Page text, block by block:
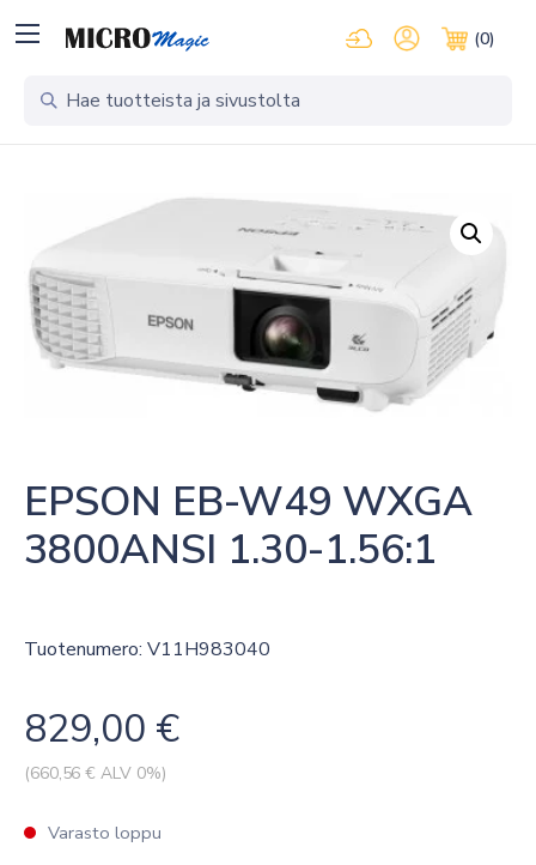
KirjauduOma tili
(0)
EPSON EB-W49 WXGA
3800ANSI 1.30-1.56:1
Tuotenumero: V11H983040
829,00 €
(660,56 € ALV 0%)
Varasto loppu